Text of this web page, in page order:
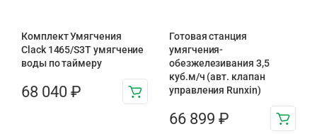
Комплект Умягчения
Clack 1465/S3T умягчение
воды по таймеру
68 040 ₽
Готовая станция
умягчения-
обезжелезивания 3,5
куб.м/ч (авт. клапан
управления Runxin)
66 899 ₽